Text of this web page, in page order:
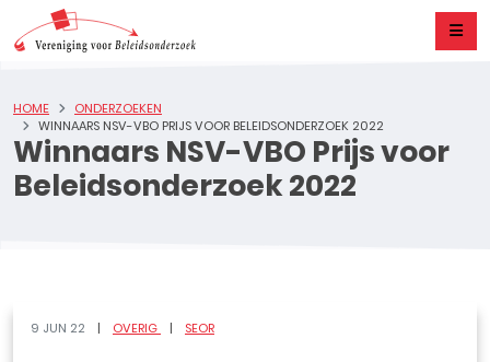
Winnaars NSV-VBO Prijs voor
Beleidsonderzoek 2022
HOME
ONDERZOEKEN
WINNAARS NSV-VBO PRIJS VOOR BELEIDSONDERZOEK 2022
9 JUN 22 OVERIG SEOR